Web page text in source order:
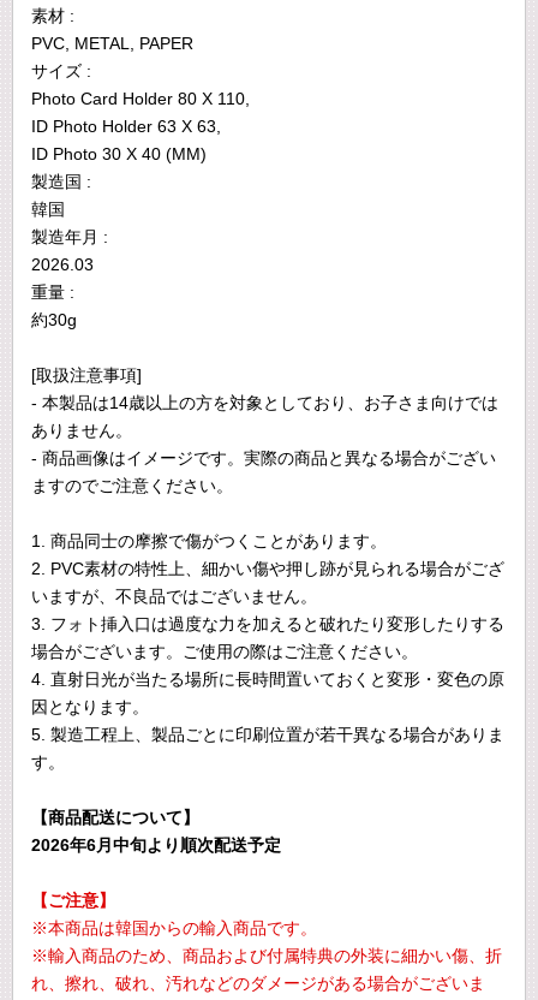
素材 :
PVC, METAL, PAPER
サイズ :
Photo Card Holder 80 X 110,
ID Photo Holder 63 X 63,
ID Photo 30 X 40 (MM)
製造国 :
韓国
製造年月 :
2026.03
重量 :
約30g
[取扱注意事項]
- 本製品は14歳以上の方を対象としており、お子さま向けでは
ありません。
- 商品画像はイメージです。実際の商品と異なる場合がござい
ますのでご注意ください。
1. 商品同士の摩擦で傷がつくことがあります。
2. PVC素材の特性上、細かい傷や押し跡が見られる場合がござ
いますが、不良品ではございません。
3. フォト挿入口は過度な力を加えると破れたり変形したりする
場合がございます。ご使用の際はご注意ください。
4. 直射日光が当たる場所に長時間置いておくと変形・変色の原
因となります。
5. 製造工程上、製品ごとに印刷位置が若干異なる場合がありま
す。
【商品配送について】
2026年6月中旬より順次配送予定
【ご注意】
※本商品は韓国からの輸入商品です。
※輸入商品のため、商品および付属特典の外装に細かい傷、折
れ、擦れ、破れ、汚れなどのダメージがある場合がございま